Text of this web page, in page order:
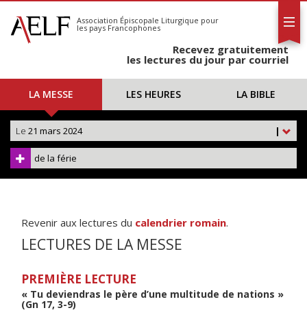
S'abonner
Calendrier
Association Épiscopale Liturgique pour
les pays Francophones
Recevez gratuitement
les lectures du jour par courriel
LA MESSE LES HEURES LA BIBLE
|
Le 21 mars 2024
de la férie
Revenir aux lectures du calendrier romain.
LECTURES DE LA MESSE
PREMIÈRE LECTURE
« Tu deviendras le père d’une multitude de nations »
(Gn 17, 3-9)